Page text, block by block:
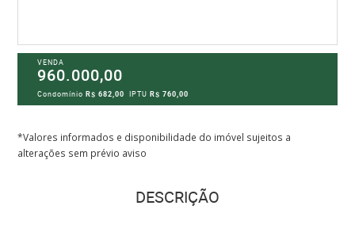
VENDA
960.000,00
CondomínioR$ 682,00 IPTUR$ 760,00
*Valores informados e disponibilidade do imóvel sujeitos a
alterações sem prévio aviso
DESCRIÇÃO